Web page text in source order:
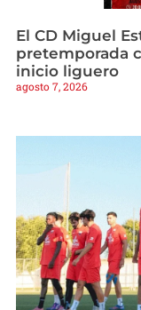
El CD Miguel
pretemporada
inicio liguero
agosto 7, 2026